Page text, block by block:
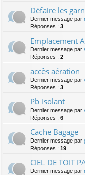
Défaire les
Dernier message par
Réponses : 3
Emplacement
Dernier message par
Réponses : 2
accès aération
Dernier message par
Réponses : 3
Pb isolant
Dernier message par
Réponses : 6
Cache Bagage
Dernier message par
Réponses : 19
CIEL DE TOIT
Dernier message par